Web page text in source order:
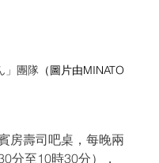
」團隊 （圖片由MINATO
房壽司吧桌，每晚兩
分至10時30分），